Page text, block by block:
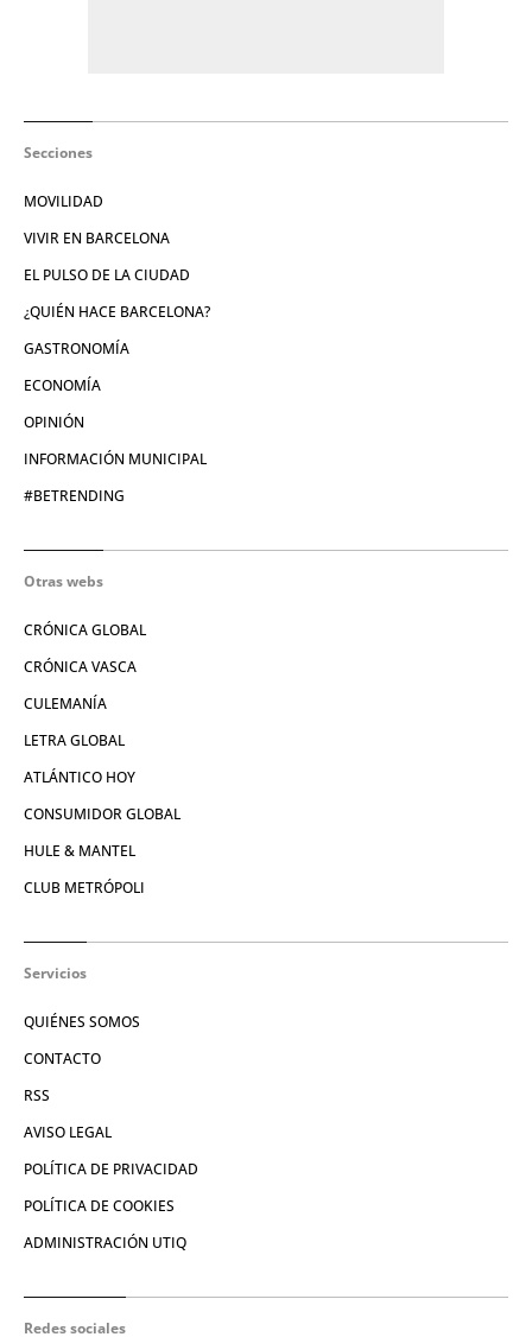
Secciones
MOVILIDAD
VIVIR EN BARCELONA
EL PULSO DE LA CIUDAD
¿QUIÉN HACE BARCELONA?
GASTRONOMÍA
ECONOMÍA
OPINIÓN
INFORMACIÓN MUNICIPAL
#BETRENDING
Otras webs
CRÓNICA GLOBAL
CRÓNICA VASCA
CULEMANÍA
LETRA GLOBAL
ATLÁNTICO HOY
CONSUMIDOR GLOBAL
HULE & MANTEL
CLUB METRÓPOLI
Servicios
QUIÉNES SOMOS
CONTACTO
RSS
AVISO LEGAL
POLÍTICA DE PRIVACIDAD
POLÍTICA DE COOKIES
ADMINISTRACIÓN UTIQ
Redes sociales